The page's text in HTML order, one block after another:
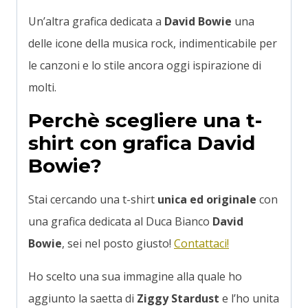
Un’altra grafica dedicata a David Bowie una
delle icone della musica rock, indimenticabile per
le canzoni e lo stile ancora oggi ispirazione di
molti.
Perchè scegliere una t-
shirt con grafica David
Bowie?
Stai cercando una t-shirt unica ed originale con
una grafica dedicata al Duca Bianco David
Bowie, sei nel posto giusto! Contattaci!
Ho scelto una sua immagine alla quale ho
aggiunto la saetta di Ziggy Stardust e l’ho unita